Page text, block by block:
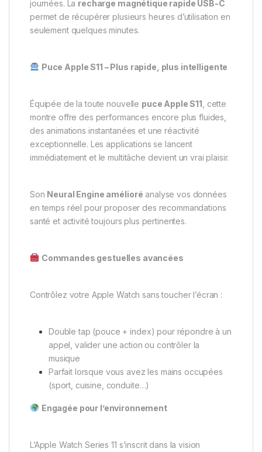
journées. La recharge magnétique rapide USB-C
permet de récupérer plusieurs heures d’utilisation en
seulement quelques minutes.
Puce Apple S11 – Plus rapide, plus intelligente
Équipée de la toute nouvelle puce Apple S11 , cette
montre offre des performances encore plus fluides,
des animations instantanées et une réactivité
exceptionnelle. Les applications se lancent
immédiatement et le multitâche devient un vrai plaisir.
Son Neural Engine amélioré analyse vos données
en temps réel pour proposer des recommandations
santé et activité toujours plus pertinentes.
Commandes gestuelles avancées
Contrôlez votre Apple Watch sans toucher l’écran :
Double tap (pouce + index) pour répondre à un
appel, valider une action ou contrôler la
musique
Parfait lorsque vous avez les mains occupées
(sport, cuisine, conduite…)
Engagée pour l’environnement
L’Apple Watch Series 11 s’inscrit dans la vision